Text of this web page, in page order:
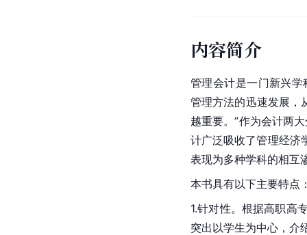
内容简介
管理会计是一门新兴
管理方法的迅速发展，
越重要。”作为会计两
计广泛吸收了管理经济
表现为多种学科的相互
本书具有以下主要特点
1.针对性。根据高职高
突出以学生为中心，介